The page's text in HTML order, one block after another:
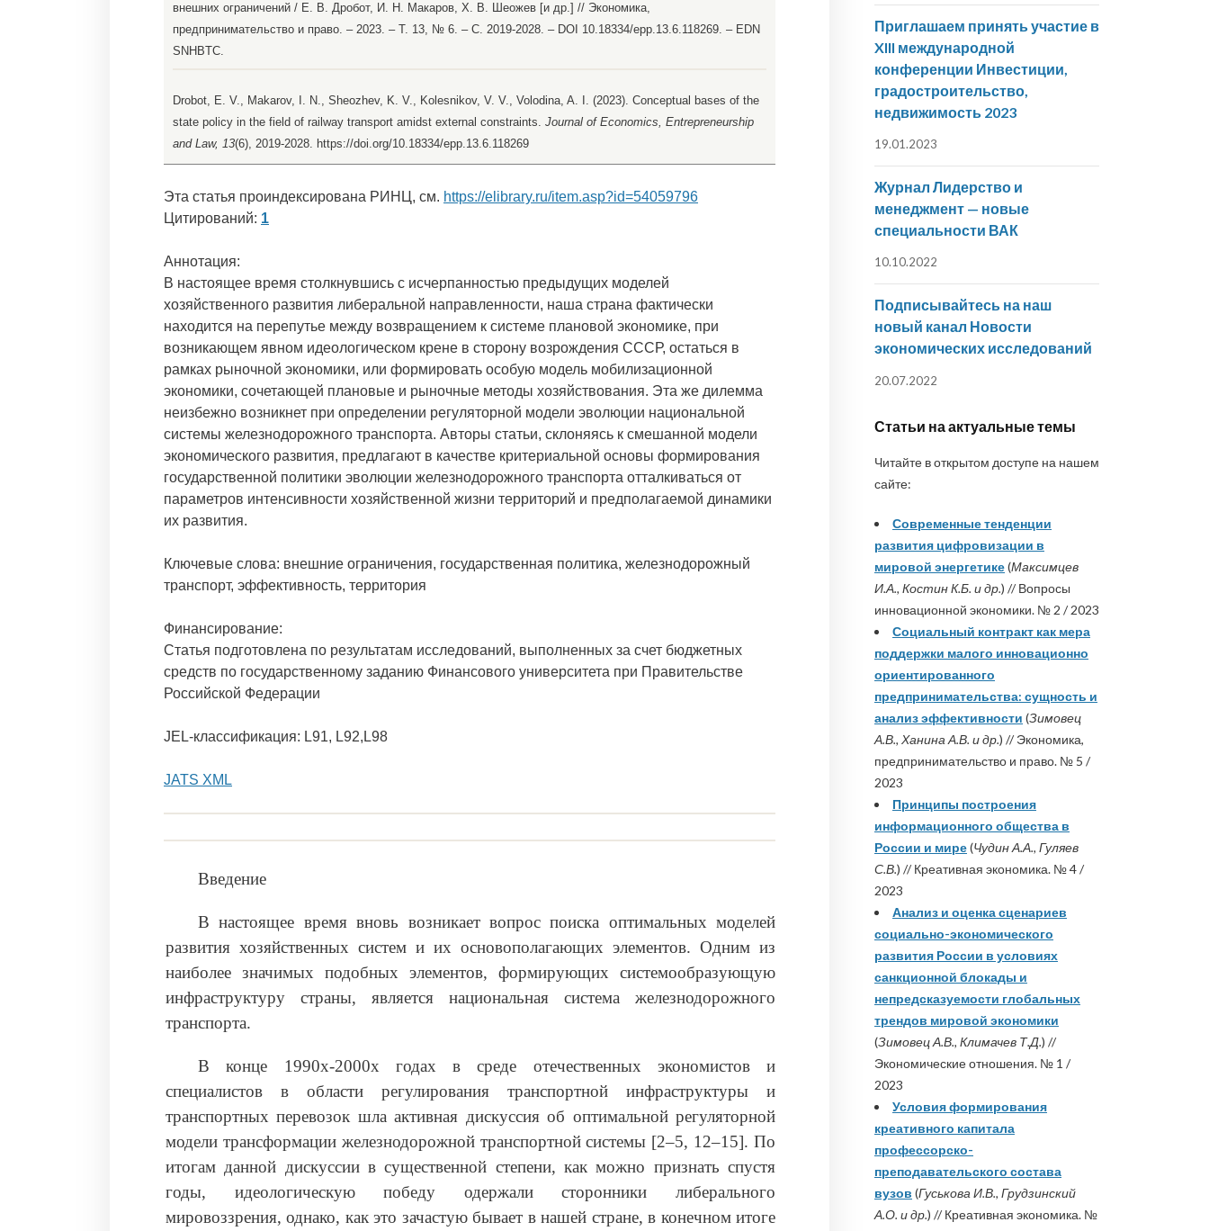
внешних ограничений / Е. В. Дробот, И. Н. Макаров, Х. В. Шеожев [и др.] // Экономика,
предпринимательство и право. – 2023. – Т. 13, № 6. – С. 2019-2028. – DOI 10.18334/epp.13.6.118269. – EDN
SNHBTC.
Drobot, E. V., Makarov, I. N., Sheozhev, K. V., Kolesnikov, V. V., Volodina, A. I. (2023). Conceptual bases of the
state policy in the field of railway transport amidst external constraints. Journal of Economics, Entrepreneurship
and Law, 13(6), 2019-2028. https://doi.org/10.18334/epp.13.6.118269
Эта статья проиндексирована РИНЦ, см. https://elibrary.ru/item.asp?id=54059796
Цитирований: 1
Аннотация:
В настоящее время столкнувшись с исчерпанностью предыдущих моделей
хозяйственного развития либеральной направленности, наша страна фактически
находится на перепутье между возвращением к системе плановой экономике, при
возникающем явном идеологическом крене в сторону возрождения СССР, остаться в
рамках рыночной экономики, или формировать особую модель мобилизационной
экономики, сочетающей плановые и рыночные методы хозяйствования. Эта же дилемма
неизбежно возникнет при определении регуляторной модели эволюции национальной
системы железнодорожного транспорта. Авторы статьи, склоняясь к смешанной модели
экономического развития, предлагают в качестве критериальной основы формирования
государственной политики эволюции железнодорожного транспорта отталкиваться от
параметров интенсивности хозяйственной жизни территорий и предполагаемой динамики
их развития.
Ключевые слова: внешние ограничения, государственная политика, железнодорожный
транспорт, эффективность, территория
Финансирование:
Статья подготовлена по результатам исследований, выполненных за счет бюджетных
средств по государственному заданию Финансового университета при Правительстве
Российской Федерации
JEL-классификация: L91, L92,L98
JATS XML
Введение
В настоящее время вновь возникает вопрос поиска оптимальных моделей
развития хозяйственных систем и их основополагающих элементов. Одним из
наиболее значимых подобных элементов, формирующих системообразующую
инфраструктуру страны, является национальная система железнодорожного
транспорта.
В конце 1990х-2000х годах в среде отечественных экономистов и
специалистов в области регулирования транспортной инфраструктуры и
транспортных перевозок шла активная дискуссия об оптимальной регуляторной
модели трансформации железнодорожной транспортной системы [2–5, 12–15]. По
итогам данной дискуссии в существенной степени, как можно признать спустя
годы, идеологическую победу одержали сторонники либерального
мировоззрения, однако, как это зачастую бывает в нашей стране, в конечном итоге
Приглашаем принять участие в
XIII международной
конференции Инвестиции,
градостроительство,
недвижимость 2023
19.01.2023
Журнал Лидерство и
менеджмент — новые
специальности ВАК
10.10.2022
Подписывайтесь на наш
новый канал Новости
экономических исследований
20.07.2022
Статьи на актуальные темы
Читайте в открытом доступе на нашем
сайте:
Современные тенденции
развития цифровизации в
мировой энергетике(Максимцев
И.А., Костин К.Б. и др.) // Вопросы
инновационной экономики. № 2 / 2023
Социальный контракт как мера
поддержки малого инновационно
ориентированного
предпринимательства: сущность и
анализ эффективности (Зимовец
А.В., Ханина А.В. и др.) // Экономика,
предпринимательство и право. № 5 /
2023
Принципы построения
информационного общества в
России и мире(Чудин А.А., Гуляев
С.В.) // Креативная экономика. № 4 /
2023
Анализ и оценка сценариев
социально-экономического
развития России в условиях
санкционной блокады и
непредсказуемости глобальных
трендов мировой экономики
(Зимовец А.В., Климачев Т.Д.) //
Экономические отношения. № 1 /
2023
Условия формирования
креативного капитала
профессорско-
преподавательского состава
вузов (Гуськова И.В., Грудзинский
А.О. и др.) // Креативная экономика. №